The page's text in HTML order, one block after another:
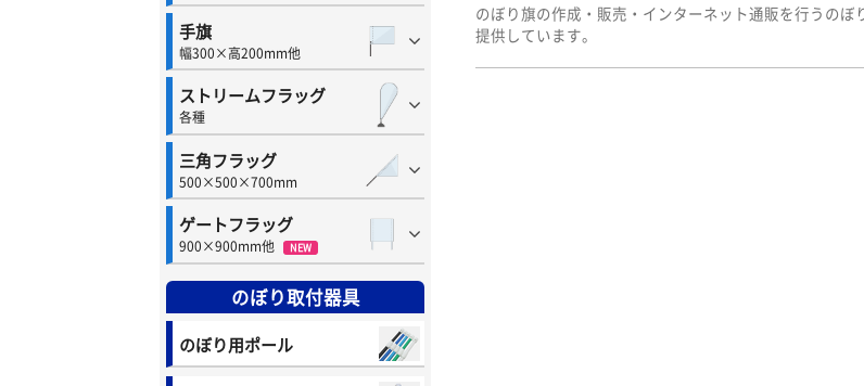
手旗
幅300×高200mm他
ストリームフラッグ
各種
三角フラッグ
500×500×700mm
ゲートフラッグ
900×900mm他 NEW
のぼり取付器具
のぼり用ポール
のぼり旗の作成・販売・インターネット通販を行うの
提供しています。